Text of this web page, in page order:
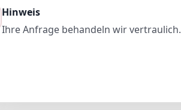
Hinweis
Ihre Anfrage behandeln wir vertraulich.